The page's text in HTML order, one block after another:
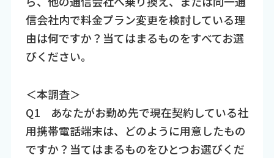
信会社内で料金プラン変更を検討している理
由は何ですか？当てはまるものをすべてお選
びください。
＜本調査＞
Q1 あなたがお勤め先で現在契約している社
用携帯電話端末は、どのように用意したもの
ですか？当てはまるものをひとつお選びくだ